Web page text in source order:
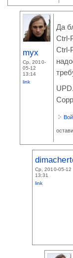
myx
Ср, 2010-
05-12
13:14
link
Да
Ctrl-
Ctrl-
Ср, 2010-05-12
13:31
link